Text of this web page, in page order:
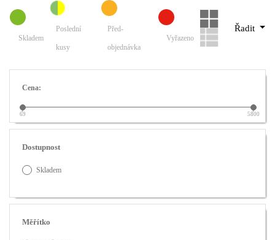
Skladem
Poslední
kusy
Před-
objednávka
Vyřazeno
Řadit
Cena:
69 5800
Dostupnost
Skladem
Měřítko